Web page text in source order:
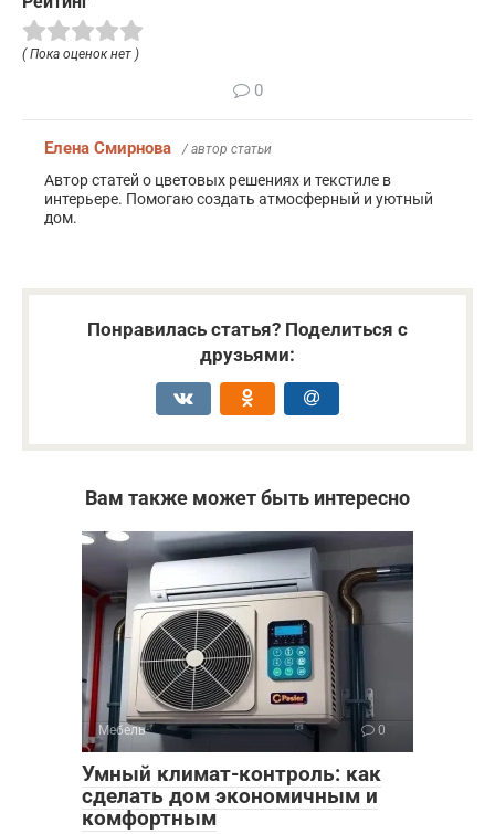
( Пока оценок нет )
0
Елена Смирнова / автор статьи
Автор статей о цветовых решениях и текстиле в
интерьере. Помогаю создать атмосферный и уютный
дом.
Понравилась статья? Поделиться с
друзьями:
Вам также может быть интересно
Мебель 0
Умный климат-контроль: как
сделать дом экономичным и
комфортным